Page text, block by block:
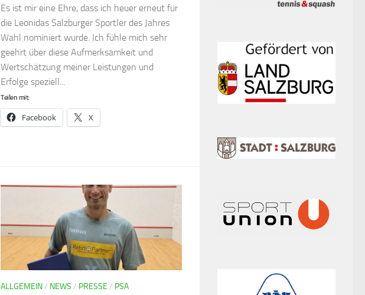
Es ist mir eine Ehre, dass ich heuer erneut für
die Leonidas Salzburger Sportler des Jahres
Wahl nominiert wurde. Ich fühle mich sehr
geehrt über diese Aufmerksamkeit und
Wertschätzung meiner Leistungen und
Erfolge speziell...
Teilen mit:
Facebook X
ALLGEMEIN/ NEWS / PRESSE / PSA